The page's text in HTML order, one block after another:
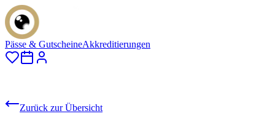
Pässe & GutscheineAkkreditierungen
Zurück zur Übersicht